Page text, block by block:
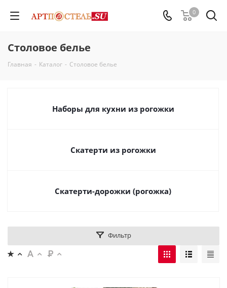
0
Столовое белье
Главная - Каталог - Столовое белье
Наборы для кухни из рогожки
Скатерти из рогожки
Скатерти-дорожки (рогожка)
Фильтр